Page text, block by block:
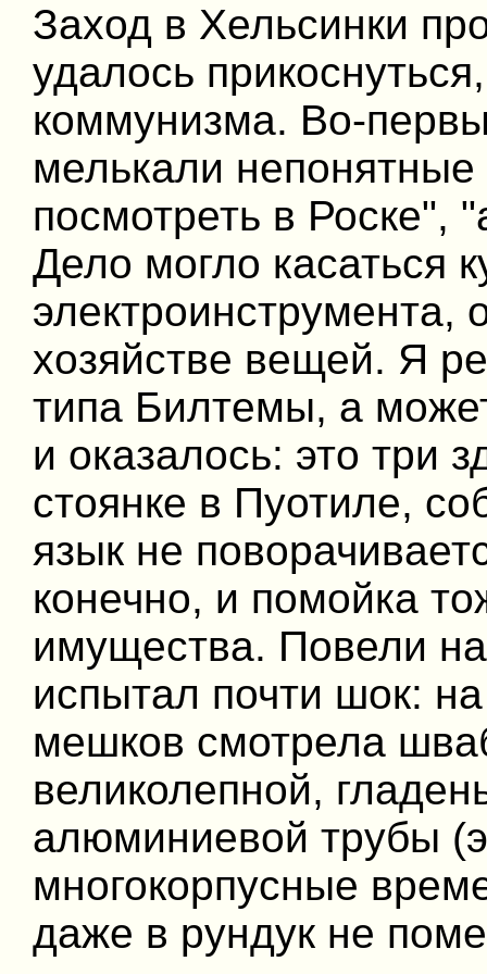
Заход в Хельсинки
удалось
коммунизма. Во-
мелькали
посмотреть в Роске",
Дело могло касаться
хозяйстве вещей. Я
типа Билтемы, а
и оказалось: это три
стоянке в Пуотиле,
язык не
конечно, и помойка
имущества. Повели
испытал почти шок:
мешков смотрела
великолепной,
алюминиевой трубы
многокорпусные
даже в рундук не